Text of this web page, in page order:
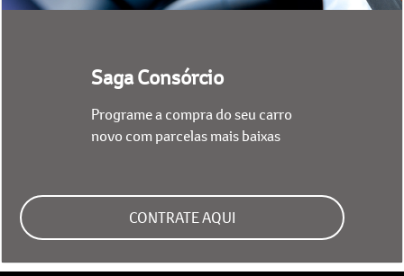
Programe a compra do seu carro
novo com parcelas mais baixas